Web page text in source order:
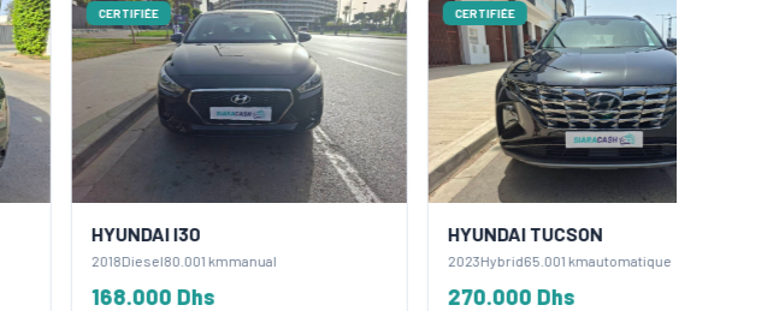
CERTIFIÉE
HYUNDAI I30
80.001 kmmanual
168.000 Dhs
CERTIFIÉE
HYUNDAI TUCSON
65.001 kmautomatique
270.000 Dhs